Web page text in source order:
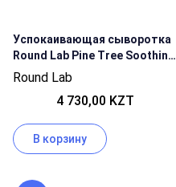
Успокаивающая сыворотка
Round Lab Pine Tree Soothing
Cica Ampoule
Round Lab
4 730,00 KZT
В корзину